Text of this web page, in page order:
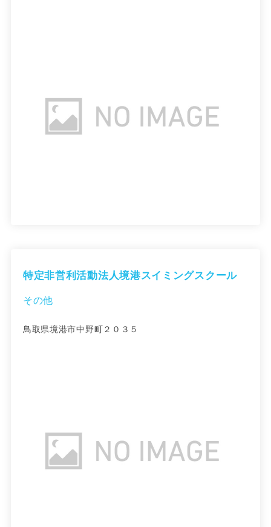
特定非営利活動法人境港スイミングスクール
その他
鳥取県境港市中野町２０３５